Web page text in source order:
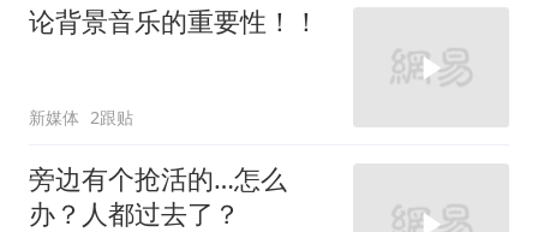
论背景音乐的重要性！！
新媒体 2跟贴
旁边有个抢活的…怎么
办？人都过去了？